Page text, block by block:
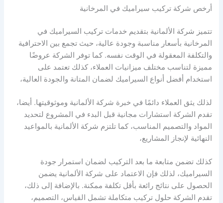
أرخص شركة تركيب سيراميك في المرخانية
تتميز شركة الألمانية بتقديم خدمات تركيب السيراميك في
المرخانية بأسعار مناسبة وجودة عالية، حيث تجمع بين الاحترافية
والتكلفة المعقولة في الوقت نفسه. كما توفر الشركة عروضًا
مميزة لتناسب مختلف ميزانيات العملاء، كذلك تعتمد على
استخدام أفضل أنواع السيراميك لضمان المتانة والجودة العالية،
لذلك يثق العملاء دائمًا في خبرة شركة الألمانية وموثوقيتها. أيضا،
تقدم الشركة استشارات مجانية قبل البدء في المشروع لتحديد
المواد والتصميم المناسب، كما تلتزم شركة الألمانية بالمواعيد
النهائية لإنجاز المشاريع،
كذلك تضمن متابعة ما بعد التركيب لضمان استمرار جودة
السيراميك، لذلك فإن الاعتماد على شركة الألمانية يضمن
الحصول على نتائج رائعة بأقل تكلفة ممكنة. بالإضافة إلى ذلك،
تقدم الشركة حلول تركيب متكاملة تشمل القياس، التصميم،